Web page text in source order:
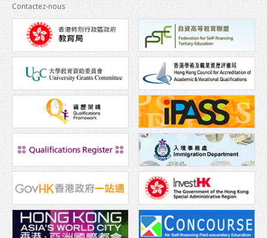
Contactez-nous